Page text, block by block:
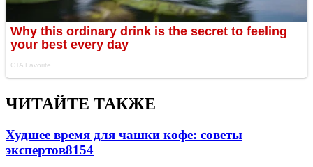
ЧИТАЙТЕ ТАКЖЕ
Худшее время для чашки кофе: советы
экспертов8154